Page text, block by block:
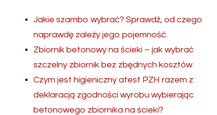
Jakie szambo wybrać? Sprawdź, od czego
naprawdę zależy jego pojemność.
Zbiornik betonowy na ścieki – jak wybrać
szczelny zbiornik bez zbędnych kosztów
Czym jest higieniczny atest PZH razem z
deklaracją zgodności wyrobu wybierając
betonowego zbiornika na ścieki?